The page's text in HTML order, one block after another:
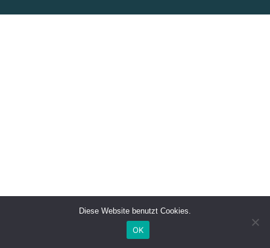
Diese Website benutzt Cookies.
OK